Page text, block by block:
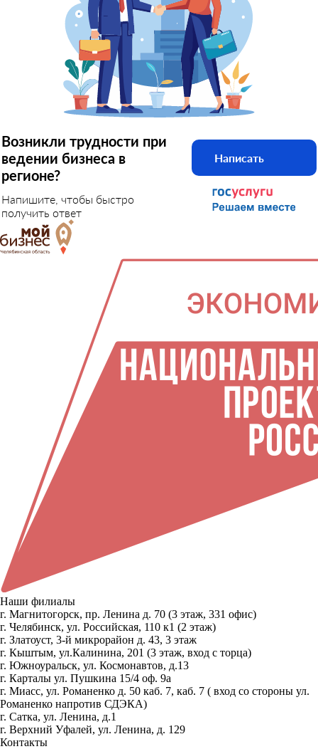
Возникли трудности при
ведении бизнеса в
регионе?
Напишите, чтобы быстро
получить ответ
Написать
Наши филиалы
г. Магнитогорск, пр. Ленина д. 70 (3 этаж, 331 офис)
г. Челябинск, ул. Российская, 110 к1 (2 этаж)
г. Златоуст, 3-й микрорайон д. 43, 3 этаж
г. Кыштым, ул.Калинина, 201 (3 этаж, вход с торца)
г. Южноуральск, ул. Космонавтов, д.13
г. Карталы ул. Пушкина 15/4 оф. 9а
г. Миасс, ул. Романенко д. 50 каб. 7, каб. 7 ( вход со стороны ул.
Романенко напротив СДЭКА)
г. Сатка, ул. Ленина, д.1
г. Верхний Уфалей, ул. Ленина, д. 129
Контакты